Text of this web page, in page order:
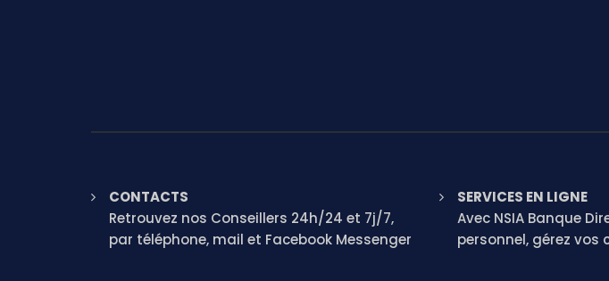
CONTACTS
Retrouvez nos Conseillers 24h/24 et 7j/7,
par téléphone, mail et Facebook Messenger
SERVICES EN LIGNE
Avec NSIA Banque
personnel, gérez